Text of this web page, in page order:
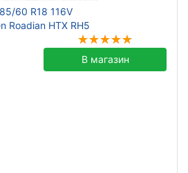
60 R18 116V
Roadian HTX RH5
В магазин